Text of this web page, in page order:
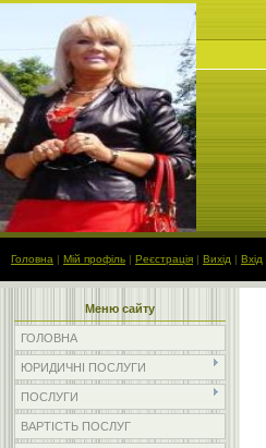
Головна | Мій профіль | Реєстрація | Вихід | Вхід
Меню сайту
ГОЛОВНА
ЮРИДИЧНІ ПОСЛУГИ
ПОСЛУГИ
ВАРТІСТЬ ПОСЛУГ